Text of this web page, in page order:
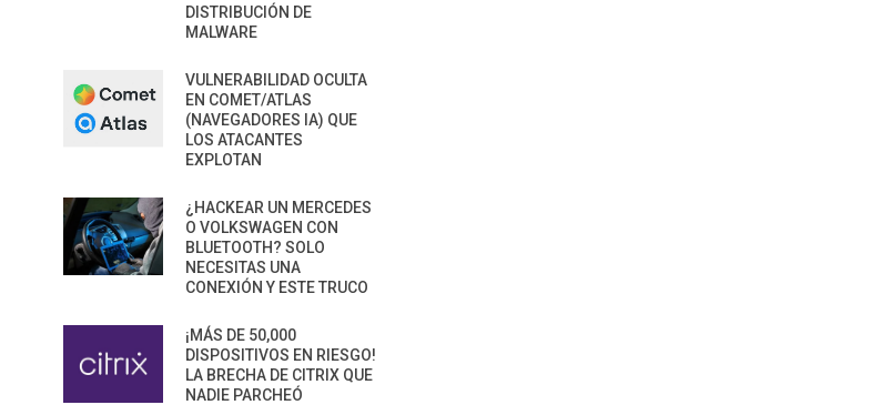
DISTRIBUCIÓN DE
MALWARE
VULNERABILIDAD OCULTA
EN COMET/ATLAS
(NAVEGADORES IA) QUE
LOS ATACANTES
EXPLOTAN
¿HACKEAR UN MERCEDES
O VOLKSWAGEN CON
BLUETOOTH? SOLO
NECESITAS UNA
CONEXIÓN Y ESTE TRUCO
¡MÁS DE 50,000
DISPOSITIVOS EN RIESGO!
LA BRECHA DE CITRIX QUE
NADIE PARCHEÓ